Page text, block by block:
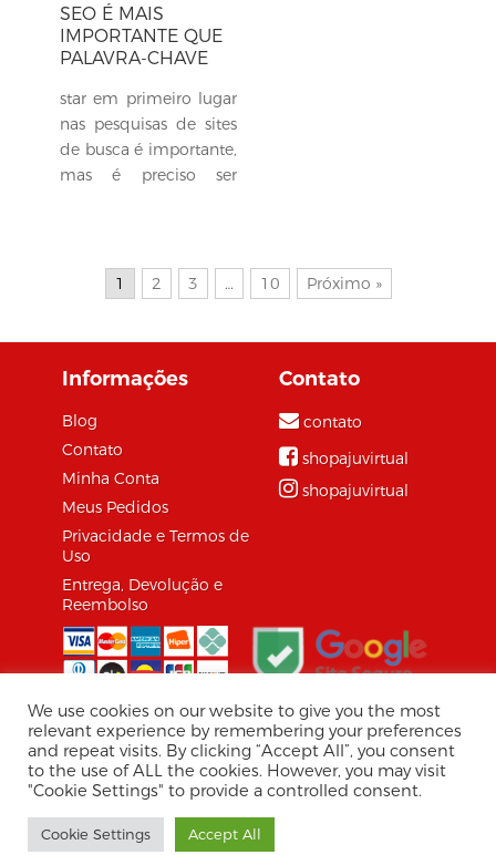
SEO É MAIS
IMPORTANTE QUE
PALAVRA-CHAVE
star em primeiro lugar
nas pesquisas de sites
de busca é importante,
mas é preciso ser
preciso oferecer...
1 2 3 … 10 Próximo »
Informações
Blog
Contato
Minha Conta
Meus Pedidos
Privacidade e Termos de
Uso
Entrega, Devolução e
Reembolso
Contato
contato
shopajuvirtual
shopajuvirtual
© 2026 Shopaju Marketplace.
Tecnologia Virtuaria
Shopaju/Virtuaria, CNPJ: 30.857.534/0001-08 / Av.
Jorge Amado, 1565 - Jardins, Aracaju - SE, 49025-330
We use cookies on our website to give you the most
relevant experience by remembering your preferences
and repeat visits. By clicking “Accept All”, you consent
to the use of ALL the cookies. However, you may visit
"Cookie Settings" to provide a controlled consent.
Cookie Settings Accept All